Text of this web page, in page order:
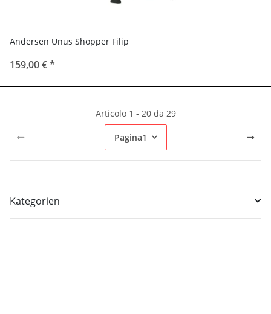
Andersen Unus Shopper Filip
159,00 €*
Articolo 1 - 20 da 29
Pagina1
Kategorien